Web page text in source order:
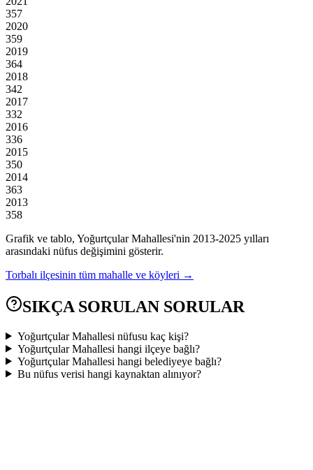
357
2020
359
2019
364
2018
342
2017
332
2016
336
2015
350
2014
363
2013
358
Grafik ve tablo, YoğurtçularMahallesi'nin 2013-2025 yılları
arasındaki nüfus değişimini gösterir.
Torbalı ilçesinin tüm mahalle ve köyleri →
SIKÇA SORULAN SORULAR
Yoğurtçular Mahallesi nüfusu kaç kişi?
Yoğurtçular Mahallesi hangi ilçeye bağlı?
Yoğurtçular Mahallesi hangi belediyeye bağlı?
Bu nüfus verisi hangi kaynaktan alınıyor?